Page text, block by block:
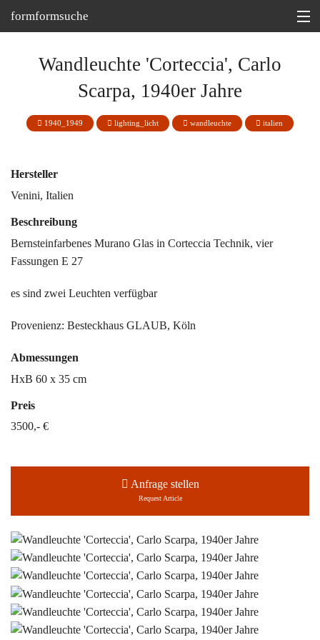
formformsuche
Martin Bohn @
Wandleuchte 'Corteccia', Carlo
Scarpa, 1940er Jahre
1940_1949 lighting_licht wandleuchte italien
Hersteller
Venini, Italien
Beschreibung
Bernsteinfarbenes Murano Glas in Corteccia Technik, vier
Fassungen E 27
es sind zwei Leuchten verfügbar
Provenienz: Besteckhaus GLAUB, Köln
Abmessungen
HxB 60 x 35 cm
Preis
3500,- €
Anfrage stellen
Request Article